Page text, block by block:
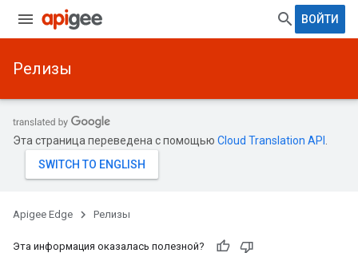
ВОЙТИ
Релизы
Эта страница переведена с помощью Cloud Translation API
Apigee Edge Релизы
Эта информация оказалась полезной?